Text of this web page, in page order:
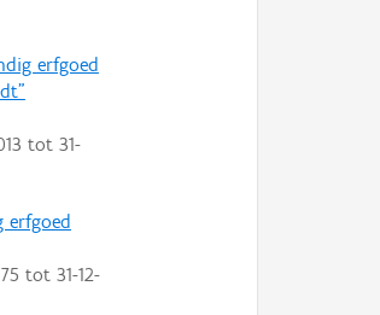
erfgoed
tot 31-
erfgoed
tot 31-12-